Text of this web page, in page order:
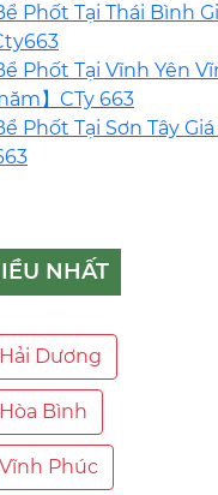
Phốt Tại Thái Bình
Phốt Tại Vĩnh Yên
】CTy 663
Phốt Tại Sơn Tây
NHẤT
Dương
Bình
Phúc